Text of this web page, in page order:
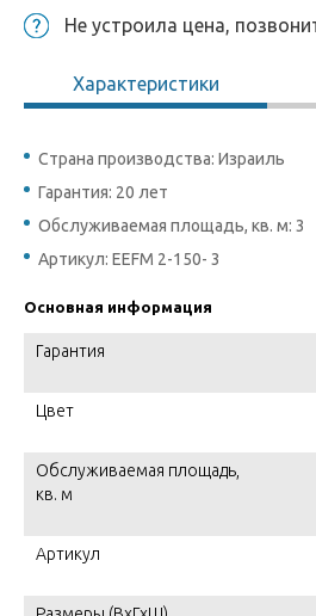
Не устроила цена,
Характеристики
Страна производства: Израиль
Гарантия: 20 лет
Обслуживаемая площадь, кв. м: 3
Артикул: EEFM 2-150- 3
Основная информация
Гарантия
Цвет
Обслуживаемая площадь,
кв. м
Артикул